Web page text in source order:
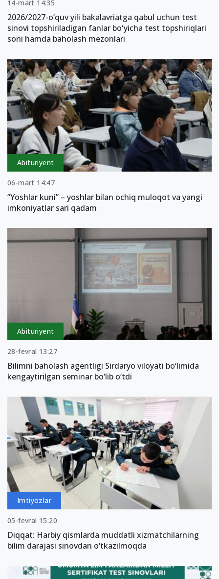
14-mart 14:35
2026/2027-o‘quv yili bakalavriatga qabul uchun test
sinovi topshiriladigan fanlar boʻyicha test topshiriqlari
soni hamda baholash mezonlari
Abituriyent
06-mart 14:47
“Yoshlar kuni” – yoshlar bilan ochiq muloqot va yangi
imkoniyatlar sari qadam
Abituriyent
28-fevral 13:27
Bilimni baholash agentligi Sirdaryo viloyati bo‘limida
kengaytirilgan seminar bo‘lib o‘tdi
Imtiyozlar
05-fevral 15:20
Diqqat: Harbiy qismlarda muddatli xizmatchilarning
bilim darajasi sinovdan o‘tkazilmoqda